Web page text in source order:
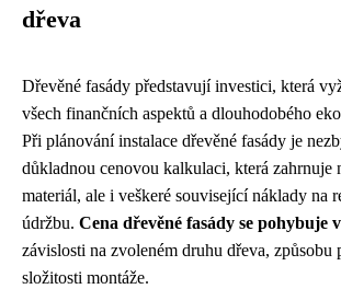
dřeva
Dřevěné fasády představují investici, která
všech finančních aspektů a dlouhodobého
Při plánování instalace dřevěné fasády je
důkladnou cenovou kalkulaci, která zahrnuje
materiál, ale i veškeré související náklady na
údržbu. Cena dřevěné fasády se pohybuje
závislosti na zvoleném druhu dřeva, způsobu
složitosti montáže.